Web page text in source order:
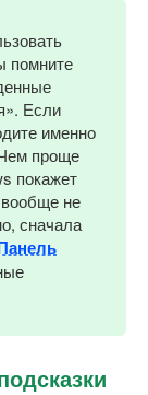
помните
Если
именно
проще
покажет
не
сначала